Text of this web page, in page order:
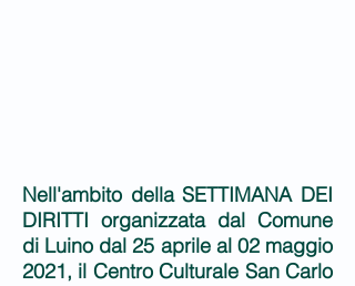
Nell'ambito della SETTIMANA DEI
DIRITTI organizzata dal Comune
di Luino dal 25 aprile al 02 maggio
2021, il Centro Culturale San Carlo